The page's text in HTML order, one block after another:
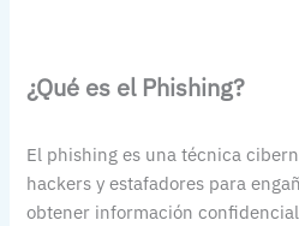
¿Qué es el Phishing?
El phishing es una técnica
hackers y estafadores para
obtener información